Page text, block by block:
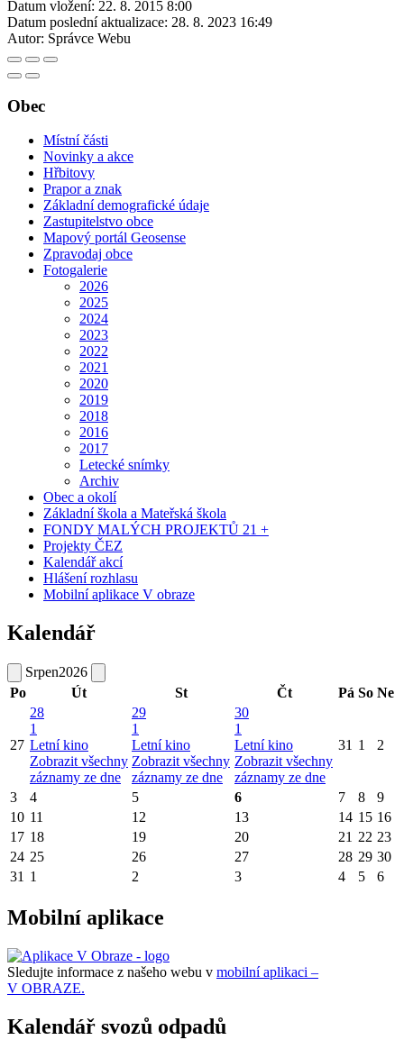
Datum vložení: 22. 8. 2015 8:00
Datum poslední aktualizace: 28. 8. 2023 16:49
Autor: Správce Webu
Obec
Místní části
Novinky a akce
Hřbitovy
Prapor a znak
Základní demografické údaje
Zastupitelstvo obce
Mapový portál Geosense
Zpravodaj obce
Fotogalerie
2026
2025
2024
2023
2022
2021
2020
2019
2018
2016
2017
Letecké snímky
Archiv
Obec a okolí
Základní škola a Mateřská škola
FONDY MALÝCH PROJEKTŮ 21 +
Projekty ČEZ
Kalendář akcí
Hlášení rozhlasu
Mobilní aplikace V obraze
Kalendář
Srpen2026
Po
Út St Čt Pá So Ne
27
28
1
Letní kino
Zobrazit všechny
záznamy ze dne
29
1
Letní kino
Zobrazit všechny
záznamy ze dne
30
1
Letní kino
Zobrazit všechny
záznamy ze dne
31 1 2
3 4 5 6 7 8
9
10 11 12 13 14 15 16
17 18 19 20 21 22 23
24 25 26 27 28 29 30
31 1 2 3 4 5 6
Mobilní aplikace
Sledujte informace z našeho webu v mobilní aplikaci –
V OBRAZE.
Kalendář svozů odpadů